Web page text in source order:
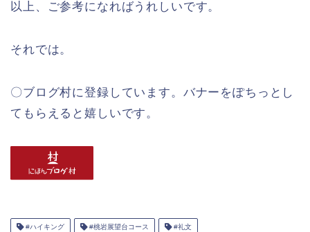
以上、ご参考になればうれしいです。
それでは。
〇ブログ村に登録しています。バナーをぽちっとし
てもらえると嬉しいです。
#ハイキング #桃岩展望台コース #礼文